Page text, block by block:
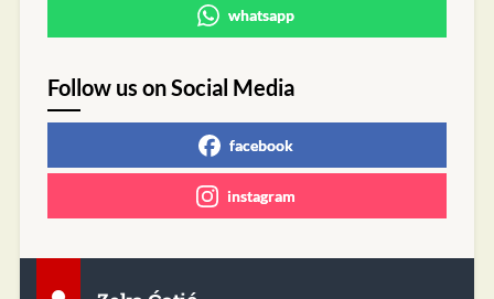
whatsapp
Follow us on Social Media
facebook
instagram